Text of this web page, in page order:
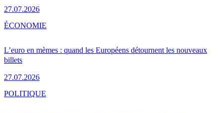
27.07.2026
L’euro en mèmes : quand les Européens détournent les nouveaux
billets
27.07.2026
ÉCONOMIE
POLITIQUE